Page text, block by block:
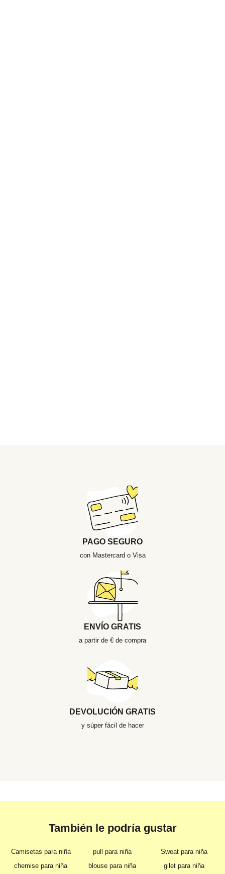
PAGO SEGURO
con Mastercard o Visa
ENVÍO GRATIS
a partir de € de compra
DEVOLUCIÓN GRATIS
y súper fácil de hacer
También le podría gustar
Camisetas para niña pull para niña
Sweat para niña
chemise para niña
blouse para niña gilet para niña